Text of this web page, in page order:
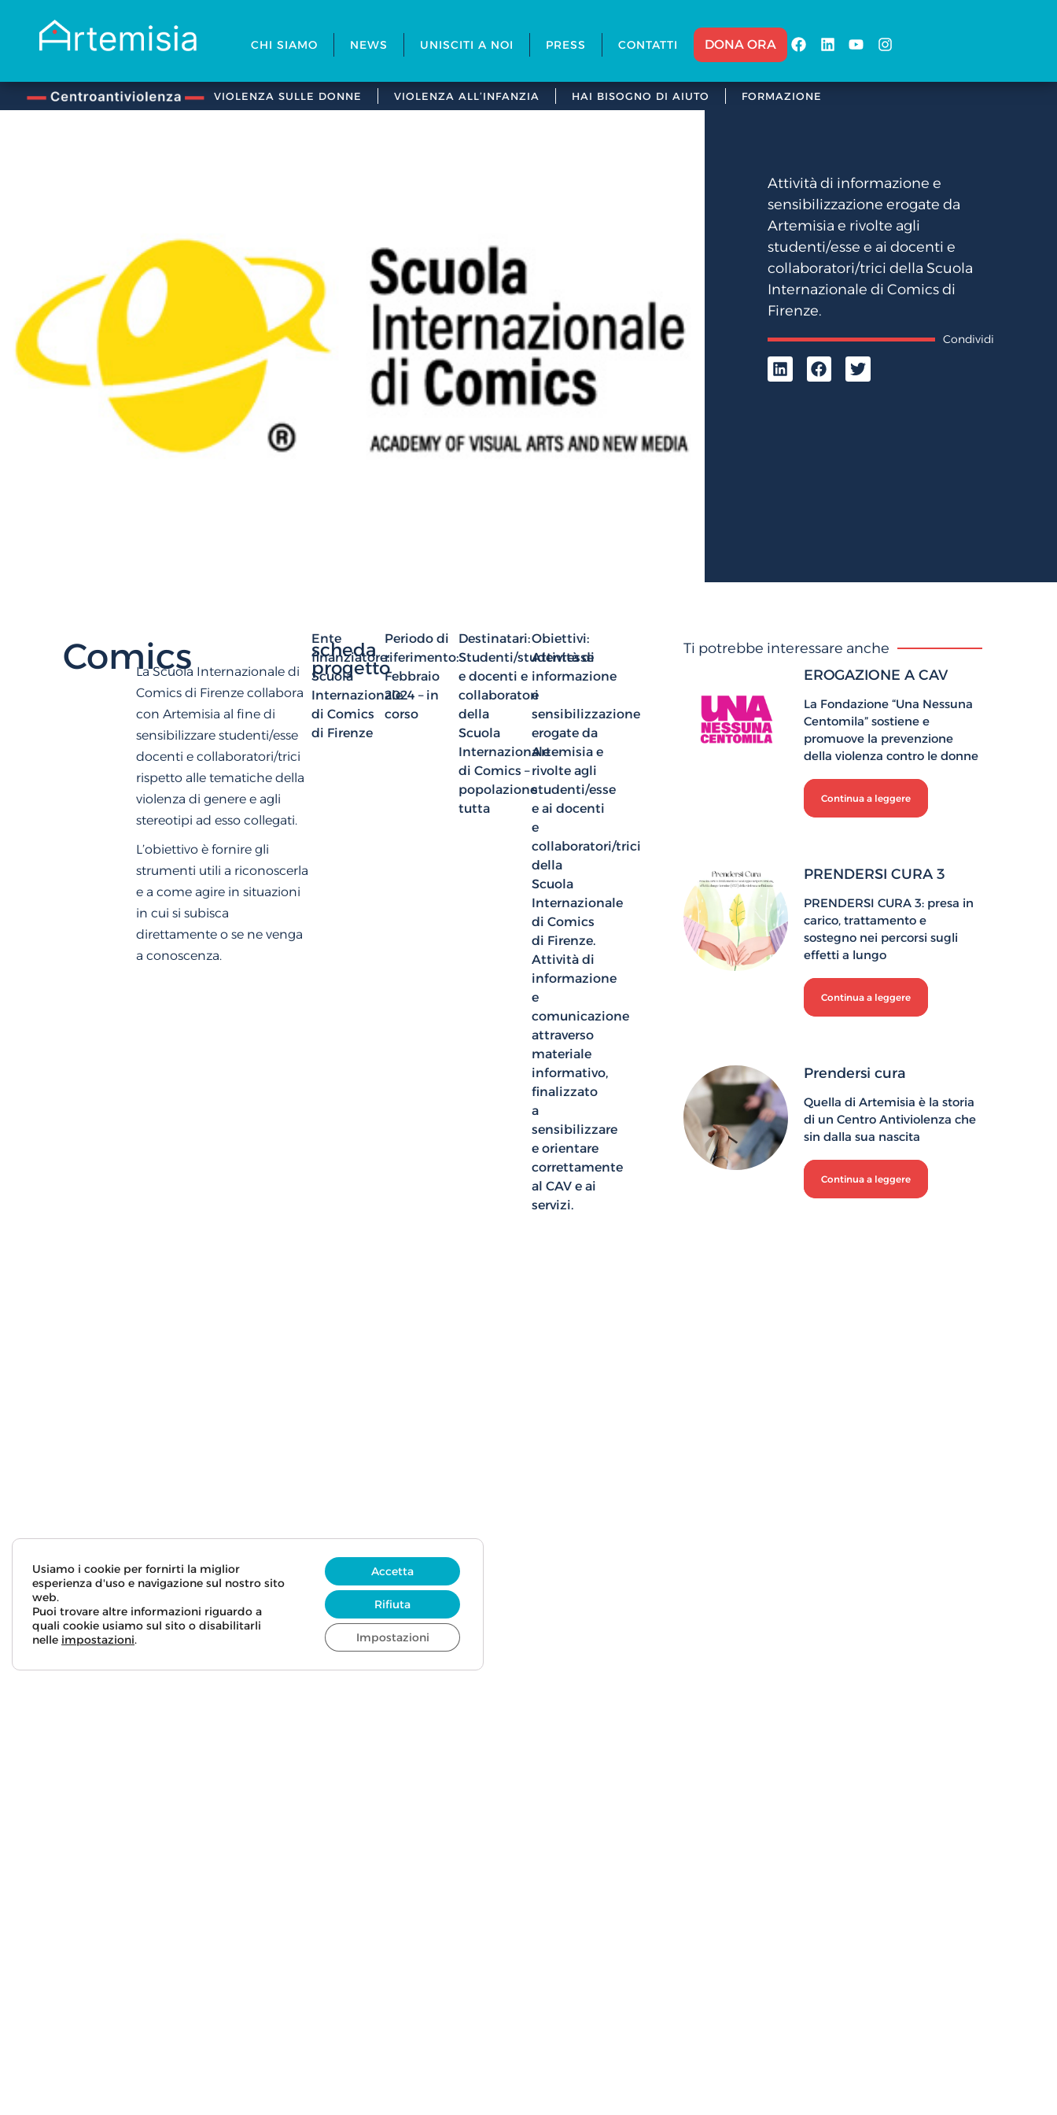
CHI SIAMO NEWS UNISCITI A NOI PRESS CONTATTI DONA ORA
VIOLENZA SULLE DONNE VIOLENZA ALL’INFANZIA HAI BISOGNO DI AIUTO FORMAZIONE
Attività di informazione e
sensibilizzazione erogate da
Artemisia e rivolte agli
studenti/esse e ai docenti e
collaboratori/trici della Scuola
Internazionale di Comics di
Firenze.
Condividi
ComicsLa Scuola Internazionale di
Comics di Firenze collabora
con Artemisia al fine di
sensibilizzare studenti/esse
docenti e collaboratori/trici
rispetto alle tematiche della
violenza di genere e agli
stereotipi ad esso collegati.
L’obiettivo è fornire gli
strumenti utili a riconoscerla
e a come agire in situazioni
in cui si subisca
direttamente o se ne venga
a conoscenza.
scheda
progetto
Ente
finanziatore:
Scuola
Internazionale
di Comics
di Firenze
Periodo di
riferimento:
Febbraio
2024 – in
corso
Destinatari:
Studenti/studentesse
e docenti e
collaboratori
della
Scuola
Internazionale
di Comics –
popolazione
tutta
Obiettivi:
Attività di
informazione
e
sensibilizzazione
erogate da
Artemisia e
rivolte agli
studenti/esse
e ai docenti
e
collaboratori/trici
della
Scuola
Internazionale
di Comics
di Firenze.
Attività di
informazione
e
comunicazione
attraverso
materiale
informativo,
finalizzato
a
sensibilizzare
e orientare
correttamente
al CAV e ai
servizi.
Ti potrebbe interessare anche
EROGAZIONE A CAV
La Fondazione “Una Nessuna
Centomila” sostiene e
promuove la prevenzione
della violenza contro le donne
Continua a leggere
PRENDERSI CURA 3
PRENDERSI CURA 3: presa in
carico, trattamento e
sostegno nei percorsi sugli
effetti a lungo
Continua a leggere
Prendersi cura
Quella di Artemisia è la storia
di un Centro Antiviolenza che
sin dalla sua nascita
Continua a leggere
Usiamo i cookie per fornirti la miglior
esperienza d'uso e navigazione sul nostro sito
web.
Puoi trovare altre informazioni riguardo a
quali cookie usiamo sul sito o disabilitarli
nelle impostazioni.
Accetta
Rifiuta
Impostazioni